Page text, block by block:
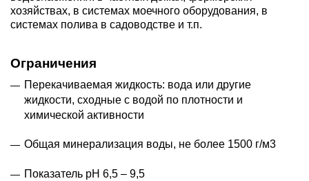
хозяйствах, в системах моечного оборудования, в
системах полива в садоводстве и т.п.
Ограничения
Перекачиваемая жидкость: вода или другие
жидкости, сходные с водой по плотности и
химической активности
Общая минерализация воды, не более 1500 г/м3
Показатель рН 6,5 – 9,5